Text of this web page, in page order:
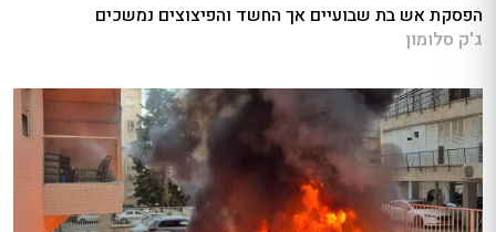
הפסקת אש בת שבועיים אך החשד והפיצוצים נמשכים
ג'ק סלומון